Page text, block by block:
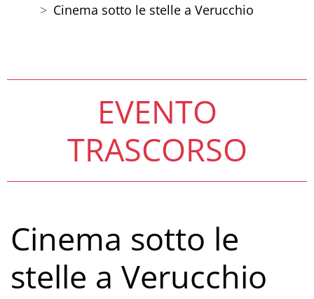
Cinema sotto le stelle a Verucchio
EVENTO
TRASCORSO
Cinema sotto le
stelle a Verucchio